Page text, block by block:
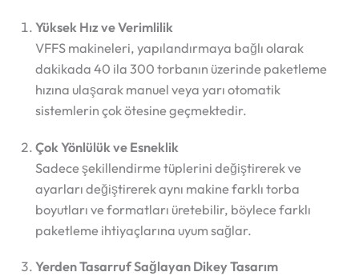
Yüksek Hız ve Verimlilik
VFFS makineleri, yapılandırmaya bağlı olarak
dakikada 40 ila 300 torbanın üzerinde paketleme
hızına ulaşarak manuel veya yarı otomatik
sistemlerin çok ötesine geçmektedir.
Çok Yönlülük ve Esneklik
Sadece şekillendirme tüplerini değiştirerek ve
ayarları değiştirerek aynı makine farklı torba
boyutları ve formatları üretebilir, böylece farklı
paketleme ihtiyaçlarına uyum sağlar.
Yerden Tasarruf Sağlayan Dikey Tasarım